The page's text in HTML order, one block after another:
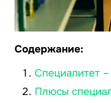
Содержание:
Специалитет
Плюсы